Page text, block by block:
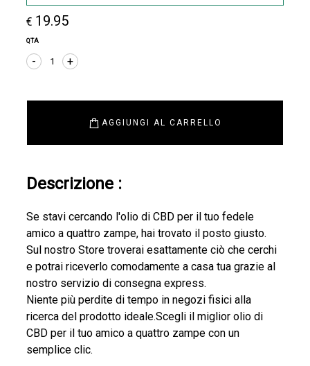
€ 19.95
QTA
- 1 +
AGGIUNGI AL CARRELLO
Descrizione :
Se stavi cercando l'olio di CBD per il tuo fedele
amico a quattro zampe, hai trovato il posto giusto.
Sul nostro Store troverai esattamente ciò che cerchi
e potrai riceverlo comodamente a casa tua grazie al
nostro servizio di consegna express.
Niente più perdite di tempo in negozi fisici alla
ricerca del prodotto ideale.Scegli il miglior olio di
CBD per il tuo amico a quattro zampe con un
semplice clic.